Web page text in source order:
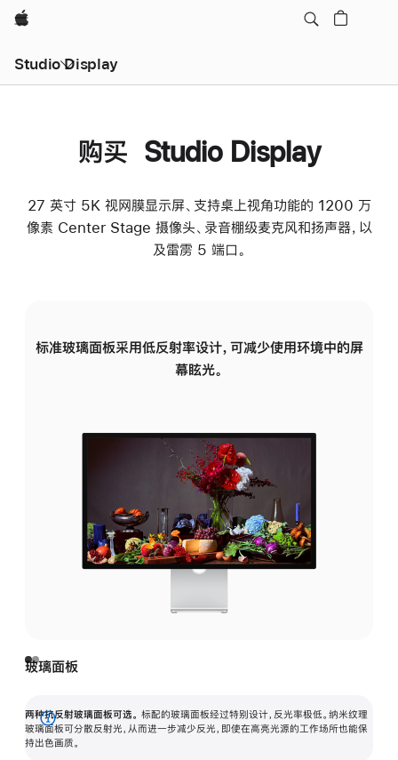
Apple
Studio Display
购买 Studio Display
27 英寸 5K 视网膜显示屏、支持桌上视角功能的 1200 万
像素 Center Stage 摄像头、录音棚级麦克风和扬声器，以
及雷雳 5 端口。
标准玻璃面板采用低反射率设计，可减少使用环境中的屏
幕眩光。
玻璃面板
两种抗反射玻璃面板可选。 标配的玻璃面板经过特别设计，反光率极低。纳米纹理
玻璃面板可分散反射光，从而进一步减少反光，即使在高亮光源的工作场所也能保
持出色画质。
展
开